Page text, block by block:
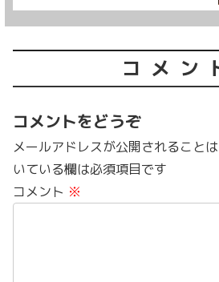
コメン
コメントをどうぞ
メールアドレスが公開されることは
いている欄は必須項目です
コメント ※